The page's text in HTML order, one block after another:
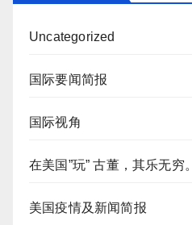
Uncategorized
国际要闻简报
国际视角
在美国”玩” 古董，其乐无穷。
美国疫情及新闻简报